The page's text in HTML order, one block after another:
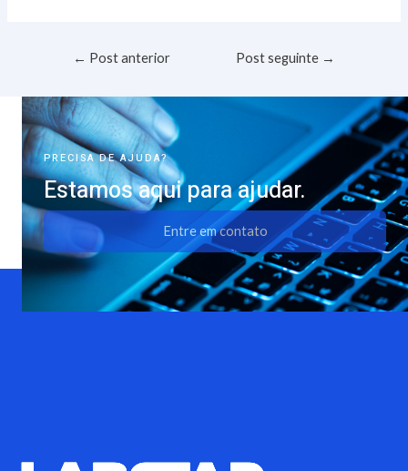
← Post anterior Post seguinte →
PRECISA DE AJUDA?
Estamos aqui para ajudar.
Entre em contato